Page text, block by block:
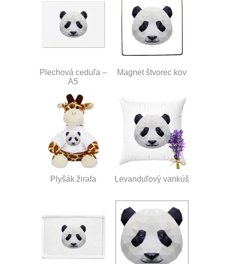
Plechová ceduľa –
A5
Magnet štvorec kov
Plyšák žirafa Levanduľový vankúš